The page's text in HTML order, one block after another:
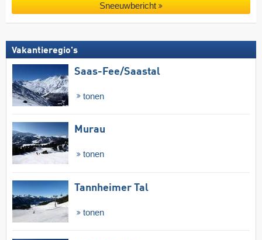
Sneeuwbericht
Vakantieregio's
Saas-Fee/​Saastal
tonen
Murau
tonen
Tannheimer Tal
tonen